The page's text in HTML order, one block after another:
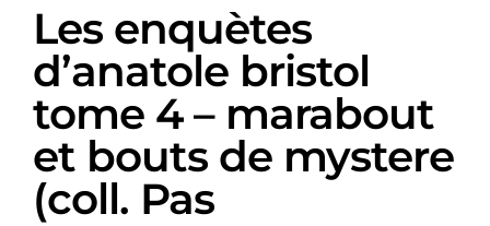
Les enquètes
d’anatole bristol
tome 4 – marabout
et bouts de mystere
(coll. Pas